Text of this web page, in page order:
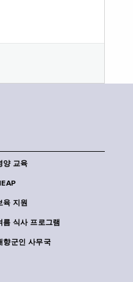
양 교육
육 지원
름 식사 프로그램
향군인 사무국